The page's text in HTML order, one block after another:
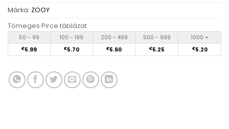
Márka: ZOOY
Tömeges Pirce táblázat
50 - 99 100 - 199 200 - 499 500 - 999 1000 +
€5.99 €5.70 €5.60 €5.25 €5.20